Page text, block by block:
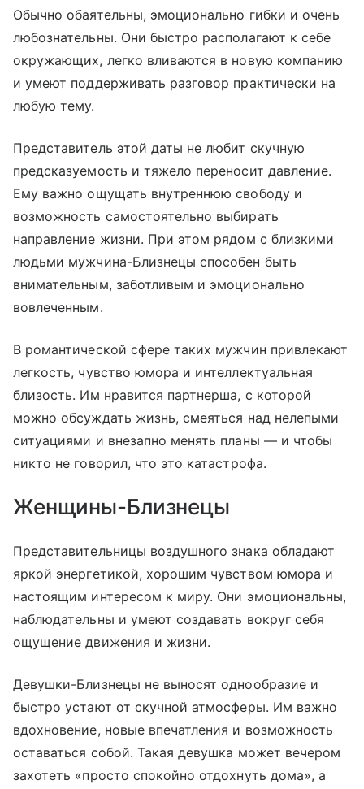
Обычно обаятельны, эмоционально гибки и очень
любознательны. Они быстро располагают к себе
окружающих, легко вливаются в новую компанию
и умеют поддерживать разговор практически на
любую тему.
Представитель этой даты не любит скучную
предсказуемость и тяжело переносит давление.
Ему важно ощущать внутреннюю свободу и
возможность самостоятельно выбирать
направление жизни. При этом рядом с близкими
людьми мужчина-Близнецы способен быть
внимательным, заботливым и эмоционально
вовлеченным.
В романтической сфере таких мужчин привлекают
легкость, чувство юмора и интеллектуальная
близость. Им нравится партнерша, с которой
можно обсуждать жизнь, смеяться над нелепыми
ситуациями и внезапно менять планы — и чтобы
никто не говорил, что это катастрофа.
Женщины-Близнецы
Представительницы воздушного знака обладают
яркой энергетикой, хорошим чувством юмора и
настоящим интересом к миру. Они эмоциональны,
наблюдательны и умеют создавать вокруг себя
ощущение движения и жизни.
Девушки-Близнецы не выносят однообразие и
быстро устают от скучной атмосферы. Им важно
вдохновение, новые впечатления и возможность
оставаться собой. Такая девушка может вечером
захотеть «просто спокойно отдохнуть дома», а